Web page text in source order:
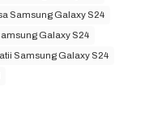
Samsung Galaxy S24
Galaxy S24
Samsung Galaxy S24